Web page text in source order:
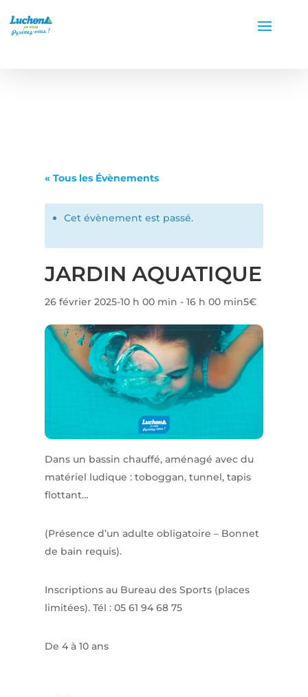
« Tous les Évènements
Cet évènement est passé.
JARDIN AQUATIQUE
26 février 2025-10 h 00 min - 16 h 00 min5€
Dans un bassin chauffé, aménagé avec du
matériel ludique : toboggan, tunnel, tapis
flottant…
(Présence d’un adulte obligatoire – Bonnet
de bain requis).
Inscriptions au Bureau des Sports (places
limitées). Tél : 05 61 94 68 75
De 4 à 10 ans